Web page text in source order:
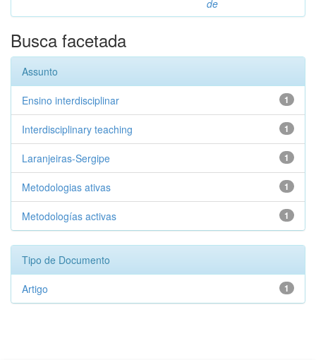
de
Busca facetada
Assunto
1
Ensino interdisciplinar
1
Interdisciplinary teaching
1
Laranjeiras-Sergipe
1
Metodologias ativas
1
Metodologías activas
Tipo de Documento
1
Artigo